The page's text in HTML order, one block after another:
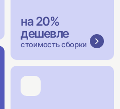
на 20%
дешевле
стоимость сборки